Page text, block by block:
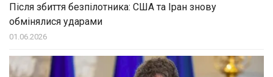
Після збиття безпілотника: США та Іран знову
обмінялися ударами
01.06.2026